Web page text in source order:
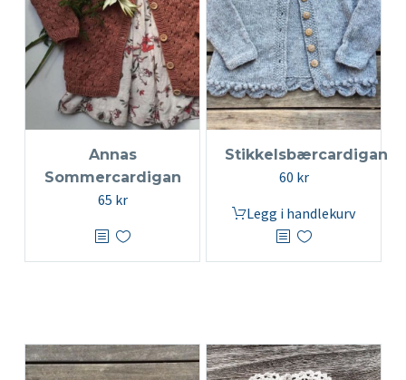
Annas
Sommercardigan
65 kr
Stikkelsbærcardigan
60 kr
Legg i handlekurv